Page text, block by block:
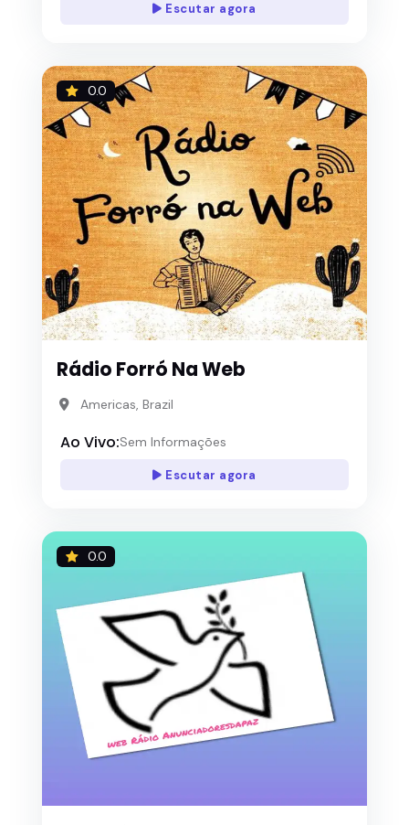
Escutar agora
0.0
Rádio Forró Na Web
Americas, Brazil
Ao Vivo:Sem Informações
Escutar agora
0.0